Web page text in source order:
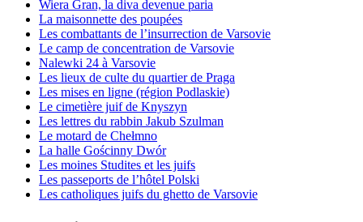
Wiera Gran, la diva devenue paria
La maisonnette des poupées
Les combattants de l’insurrection de Varsovie
Le camp de concentration de Varsovie
Nalewki 24 à Varsovie
Les lieux de culte du quartier de Praga
Les mises en ligne (région Podlaskie)
Le cimetière juif de Knyszyn
Les lettres du rabbin Jakub Szulman
Le motard de Chełmno
La halle Gościnny Dwór
Les moines Studites et les juifs
Les passeports de l’hôtel Polski
Les catholiques juifs du ghetto de Varsovie